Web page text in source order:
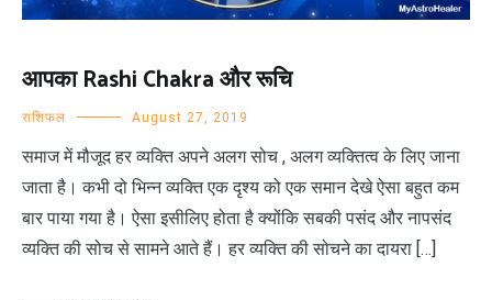
आपका Rashi Chakra और रूचि
राशिफल August 27, 2019
समाज में मौजूद हर व्यक्ति अपने अलग सोच , अलग व्यक्तित्व के लिए जाना
जाता है। कभी दो भिन्न व्यक्ति एक दृश्य को एक समान देखे ऐसा बहुत कम
बार पाया गया है। ऐसा इसीलिए होता है क्योंकि सबकी पसंद और नापसंद
व्यक्ति की सोच से सामने आते हैं। हर व्यक्ति की सोचने का दायरा […]